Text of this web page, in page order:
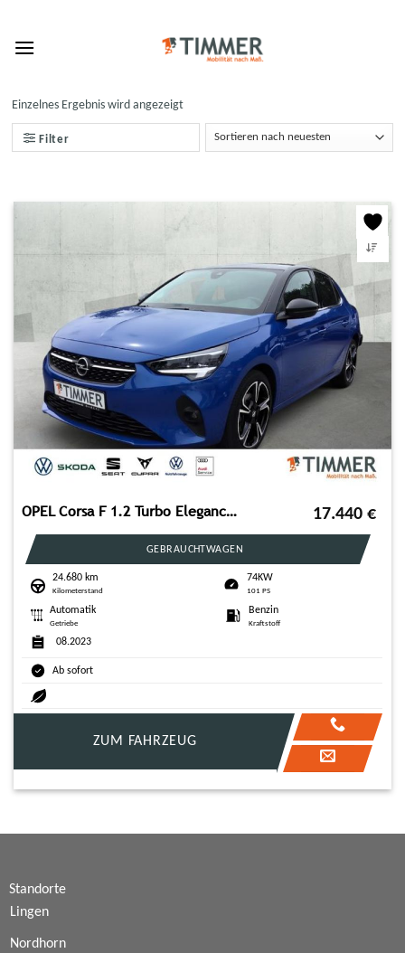
content
Filter
Einzelnes Ergebnis wird angezeigt
OPEL Corsa F 1.2 Turbo Elegance +AUTOMATIK +NAVI +KAM 17.440 €
GEBRAUCHTWAGEN
24.680 km
Kilometerstand
74KW
101 PS
Automatik
Getriebe
Benzin
Kraftstoff
08.2023
Ab sofort
ZUM FAHRZEUG
Standorte
Lingen
Nordhorn